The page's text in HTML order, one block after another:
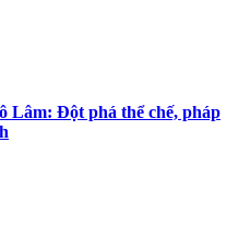
Lâm: Đột phá thể chế, pháp